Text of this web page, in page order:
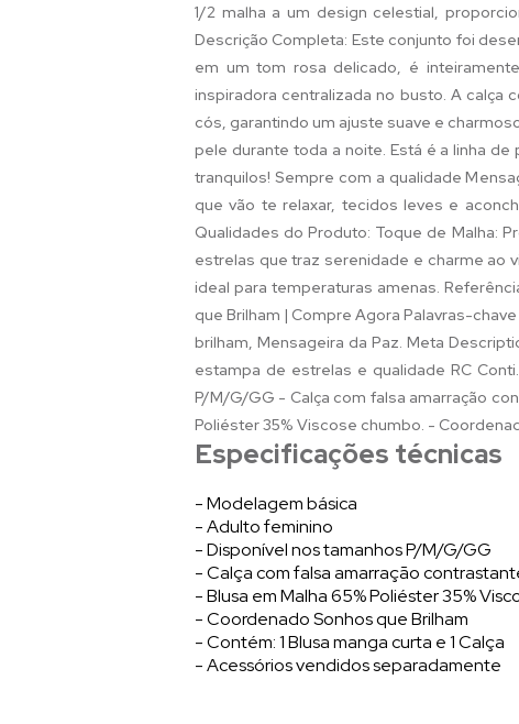
1/2 malha a um design celestial,
Descrição Completa: Este conjunto foi
em um tom rosa delicado, é
inspiradora centralizada no busto. A
cós, garantindo um ajuste suave e
pele durante toda a noite. Está é a linha
tranquilos! Sempre com a qualidade
que vão te relaxar, tecidos leves e
Qualidades do Produto: Toque de Malha:
estrelas que traz serenidade e charme ao
ideal para temperaturas amenas.
que Brilham | Compre Agora Palavras-
brilham, Mensageira da Paz. Meta
estampa de estrelas e qualidade RC
P/M/G/GG - Calça com falsa amarração
Poliéster 35% Viscose chumbo. -
Especificações técnicas
- Modelagem básica
- Adulto feminino
- Disponível nos tamanhos P/M/G/GG
- Calça com falsa amarração
- Blusa em Malha 65% Poliéster 35%
- Coordenado Sonhos que Brilham
- Contém: 1 Blusa manga curta e 1 Calça
- Acessórios vendidos separadamente